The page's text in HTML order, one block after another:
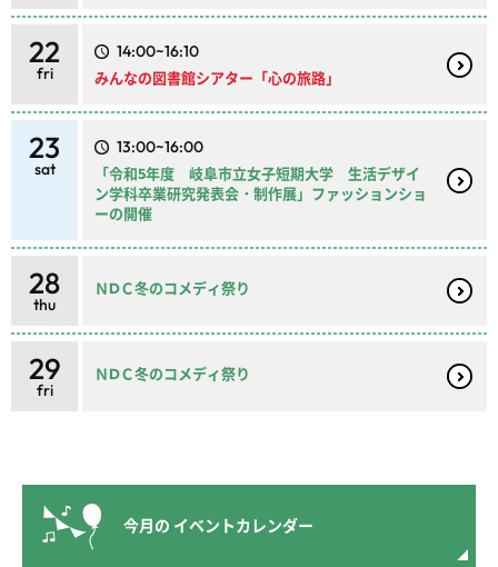
22
fri
14:00~16:10
みんなの図書館シアター「心の旅路」
23
sat
13:00~16:00
「令和5年度 岐阜市立女子短期大学 生活デザイ
ン学科卒業研究発表会・制作展」ファッションショ
ーの開催
28
thu
ＮDＣ冬のコメディ祭り
29
fri
ＮDＣ冬のコメディ祭り
今月の イベントカレンダー